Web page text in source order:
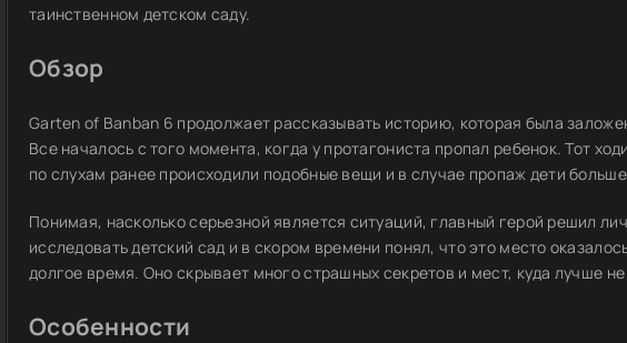
таинственном детском саду.
Обзор
Garten of Banban 6 продолжает рассказывать историю, которая была
Все началось с того момента, когда у протагониста пропал ребенок. Тот
по слухам ранее происходили подобные вещи и в случае пропаж дети
Понимая, насколько серьезной является ситуаций, главный герой решил
исследовать детский сад и в скором времени понял, что это место
долгое время. Оно скрывает много страшных секретов и мест, куда лучше
Особенности